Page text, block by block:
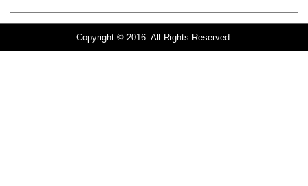
Copyright © 2016. All Rights Reserved.